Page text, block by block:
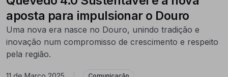
aposta para impulsionar o Douro
Uma nova era nasce no Douro, unindo tradição e
inovação num compromisso de crescimento e respeito
pela região.